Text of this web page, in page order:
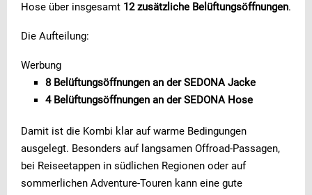
Hose über insgesamt 12 zusätzliche Belüftungsöffnungen.
Die Aufteilung:
Werbung
8 Belüftungsöffnungen an der SEDONA Jacke
4 Belüftungsöffnungen an der SEDONA Hose
Damit ist die Kombi klar auf warme Bedingungen
ausgelegt. Besonders auf langsamen Offroad-Passagen,
bei Reiseetappen in südlichen Regionen oder auf
sommerlichen Adventure-Touren kann eine gute